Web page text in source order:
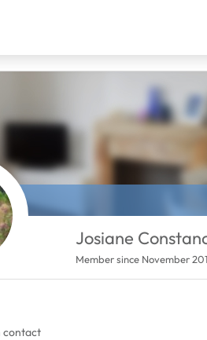
Josiane
Member since November
contact